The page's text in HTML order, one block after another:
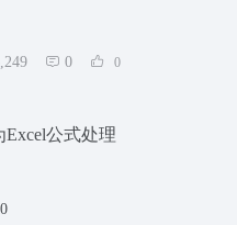
0 0
公式处理